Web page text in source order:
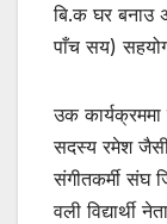
बि.क घर बनाउ
पाँच सय)
उक कार्यक्रममा
सदस्य रमेश जैसी
संगीतकर्मी संघ
वली विद्यार्थी